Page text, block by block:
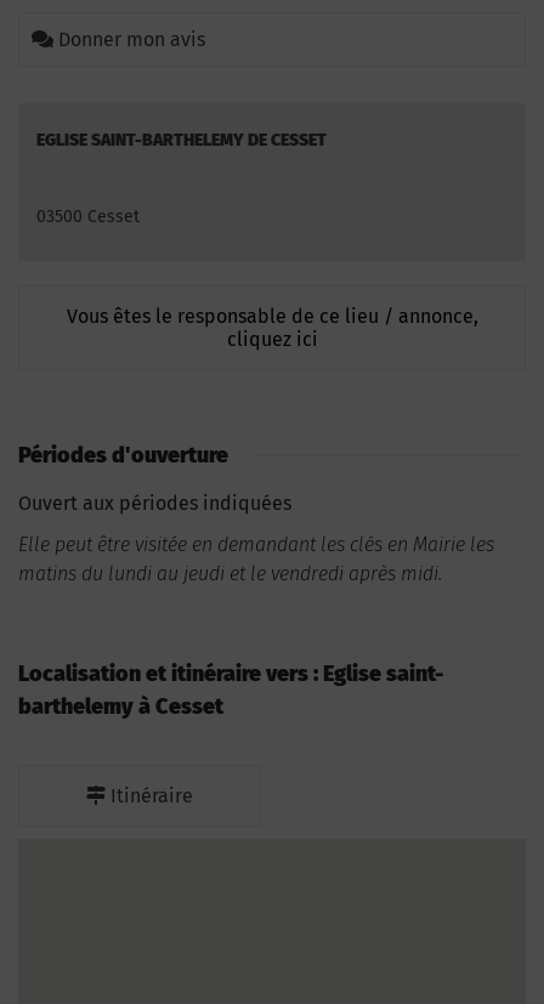
Donner mon avis
EGLISE SAINT-BARTHELEMY DE CESSET
03500 Cesset
Vous êtes le responsable de ce lieu / annonce,
cliquez ici
Périodes d'ouverture
Ouvert aux périodes indiquées
Elle peut être visitée en demandant les clés en Mairie les
matins du lundi au jeudi et le vendredi après midi.
Localisation et itinéraire vers : Eglise saint-
barthelemy à Cesset
Itinéraire